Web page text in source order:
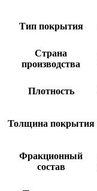
Тип покрытия
Страна
производства
Плотность
Толщина покрытия
Фракционный
состав